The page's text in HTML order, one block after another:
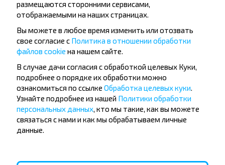
Вопрос - Ответ
Как купить билеты на автобус
Глинная Слобода-Перекресток?
Есть ли ограничения на поездки по
Перекресток?
размещаются сторонними сервисами,
отображаемыми на наших страницах.
Вы можете в любое время изменить или отозвать
свое согласие с Политика в отношении обработки
файлов cookie на нашем сайте.
В случае дачи согласия с обработкой целевых Куки,
подробнее о порядке их обработки можно
ознакомиться по ссылке Обработка целевых куки.
Узнайте подробнее из нашей Политики обработки
персональных данных, кто мы такие, как вы можете
связаться с нами и как мы обрабатываем личные
данные.